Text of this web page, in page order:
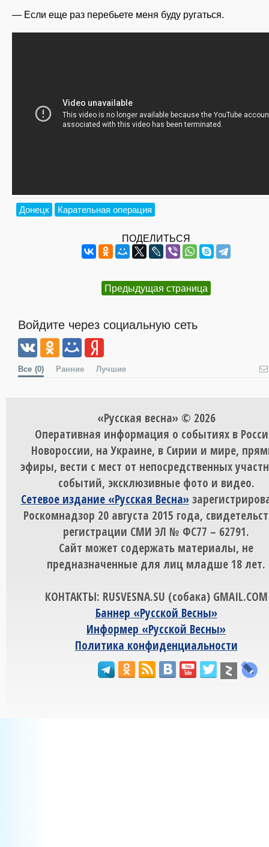
— Если еще раз перебьете меня буду ругаться.
Донецк Карательная операция
ПОДЕЛИТЬСЯ
Предыдущая страница
Войдите через социальную сеть
Все (0) Ранние Лучшие
«Русская весна» © 2026
Оперативная информация о событиях в
Новороссии, на Украине, в Сирии и мире,
эфиры, вести с мест от непосредственных
событий, эксклюзивные фото и видео.
Сетевое издание «Русская Весна»
Роскомнадзор 20 августа 2015 года,
регистрации СМИ ЭЛ № ФС77 – 62791.
Сайт может содержать материалы, не
предназначенные для лиц младше 18 лет.
КОНТАКТЫ: RUSVESNA.SU (собака) GMAIL.COM
Баннер «Русской Весны»
Информер «Русской Весны»
Политика конфиденциальности